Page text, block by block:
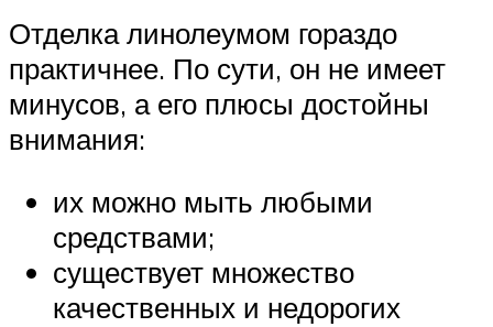
Отделка линолеумом гораздо
практичнее. По сути, он не имеет
минусов, а его плюсы достойны
внимания:
их можно мыть любыми
средствами;
существует множество
качественных и недорогих